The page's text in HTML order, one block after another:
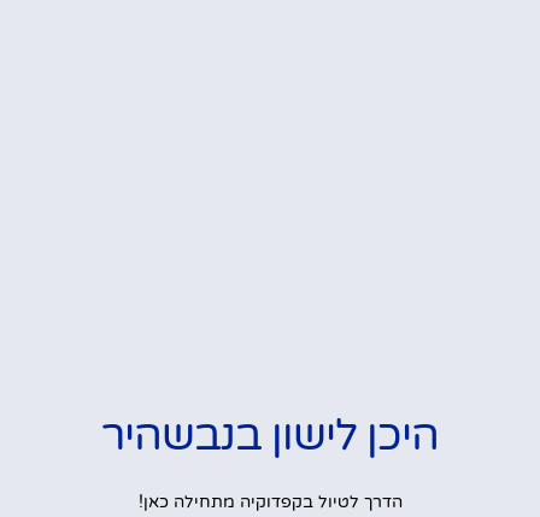
היכן לישון בנבשהיר
הדרך לטיול בקפדוקיה מתחילה כאן!